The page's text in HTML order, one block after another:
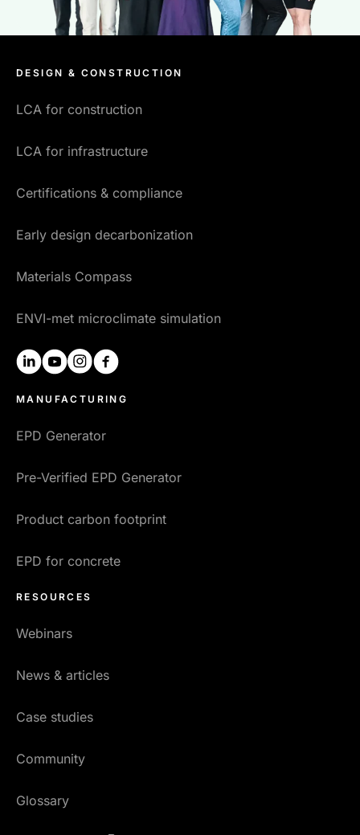
DESIGN & CONSTRUCTION
LCA for construction
LCA for infrastructure
Certifications & compliance
Early design decarbonization
Materials Compass
ENVI-met microclimate simulation
linkedinyoutubeinstagram
MANUFACTURING
EPD Generator
Pre-Verified EPD Generator
Product carbon footprint
EPD for concrete
RESOURCES
Webinars
News & articles
Case studies
Community
Glossary